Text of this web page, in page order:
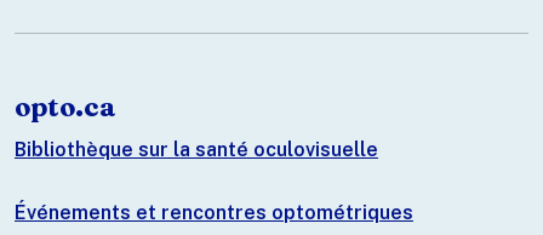
opto.ca
Bibliothèque sur la santé oculovisuelle
Événements et rencontres optométriques